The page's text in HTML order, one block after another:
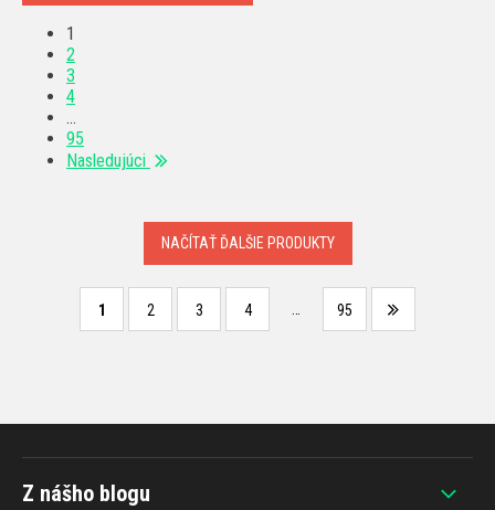
1
2
3
4
…
95
Nasledujúci
NAČÍTAŤ ĎALŠIE PRODUKTY
1 2 3 4 95
Z nášho blogu